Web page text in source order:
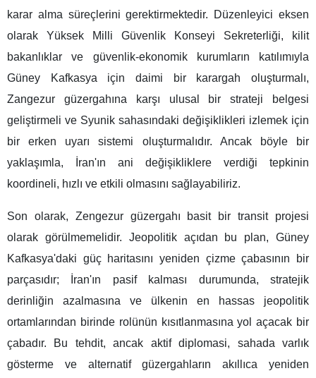
karar alma süreçlerini gerektirmektedir. Düzenleyici eksen
olarak Yüksek Milli Güvenlik Konseyi Sekreterliği, kilit
bakanlıklar ve güvenlik-ekonomik kurumların katılımıyla
Güney Kafkasya için daimi bir karargah oluşturmalı,
Zangezur güzergahına karşı ulusal bir strateji belgesi
geliştirmeli ve Syunik sahasındaki değişiklikleri izlemek için
bir erken uyarı sistemi oluşturmalıdır. Ancak böyle bir
yaklaşımla, İran'ın ani değişikliklere verdiği tepkinin
koordineli, hızlı ve etkili olmasını sağlayabiliriz.
Son olarak, Zengezur güzergahı basit bir transit projesi
olarak görülmemelidir. Jeopolitik açıdan bu plan, Güney
Kafkasya'daki güç haritasını yeniden çizme çabasının bir
parçasıdır; İran'ın pasif kalması durumunda, stratejik
derinliğin azalmasına ve ülkenin en hassas jeopolitik
ortamlarından birinde rolünün kısıtlanmasına yol açacak bir
çabadır. Bu tehdit, ancak aktif diplomasi, sahada varlık
gösterme ve alternatif güzergahların akıllıca yeniden